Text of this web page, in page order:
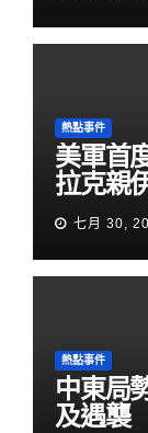
熱點事件
美軍首
拉克親
七月 30,
熱點事件
中東局
及遇襲